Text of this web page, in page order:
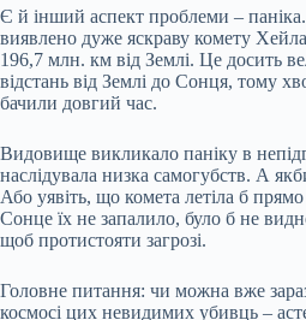
Є й інший аспект проблеми –
виявлено дуже яскраву комету
196,7 млн. км від Землі. Це досить
відстань від Землі до Сонця, тому
бачили довгий час.
Видовище викликало паніку в
наслідувала низка самогубств. А
Або уявіть, що комета летіла б
Сонце їх не запалило, було б не
щоб протистояти загрозі.
Головне питання: чи можна вже
космосі цих невидимих убивць –